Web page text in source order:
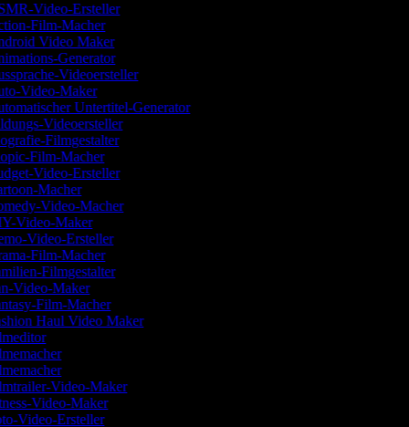
Video-Ersteller
Film-Macher
Video Maker
Generator
Videoersteller
Video-Maker
Untertitel-Generator
Videoersteller
Filmgestalter
Film-Macher
Video-Ersteller
Macher
Video-Macher
Video-Maker
Video-Ersteller
Film-Macher
Filmgestalter
Video-Maker
Film-Macher
Haul Video Maker
Video-Maker
Video-Maker
Video-Ersteller